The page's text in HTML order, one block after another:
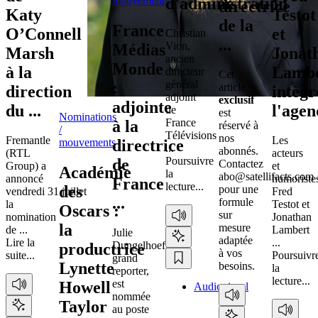
Katy
O’Connell
Marsh
à la
direction
du ...
Fremantle
(RTL
Group) a
annoncé
vendredi 31 juillet
la
nomination
de ...
Lire la
suite...
Nominations
/
mouvements
Académie
des
Oscars :
la
productrice
Lynette
Howell
Taylor
France
Médias
Monde
:
adjointe
à la
directrice
de
France
...
Julie
Dungelhoeff,
grand
reporter,
est
nommée
au poste
Christian
Vion,
ancien
directeur
général
adjoint
de
France
Télévisions
...
Poursuivre
la
lecture...
Audiovisuel
directrice
de la
...
Cet
article
exclusif
est
réservé à
nos
abonnés.
Contactez
abo@satellifacts.com
pour une
formule
sur
mesure
adaptée
à vos
besoins.
Testot
et
Les
acteurs
et
Fred
Testot et
Jonathan
Lambert
...
la
lecture...